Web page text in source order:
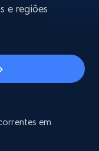
e regiões
em